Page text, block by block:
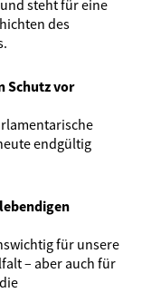
steht für eine
des
Schutz vor
endgültig
für unsere
– aber auch für